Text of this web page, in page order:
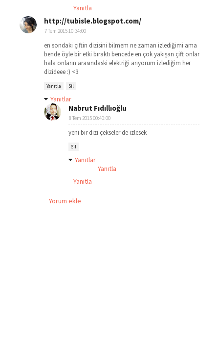
Yanıtla
http://tubisle.blogspot.com/
7 Tem 2015 10:34:00
en sondaki çiftin dizisini bilmem ne zaman izlediğimi ama
bende öyle bir etki bıraktı bencede en çok yakışan çift onlar
hala onların arasındaski elektriği arıyorum izlediğim her
dizideee :) <3
Yanıtla Sil
Yanıtlar
Nabrut Fıdıllıoğlu
8 Tem 2015 00:40:00
yeni bir dizi çekseler de izlesek
Sil
Yanıtlar
Yanıtla
Yanıtla
Yorum ekle